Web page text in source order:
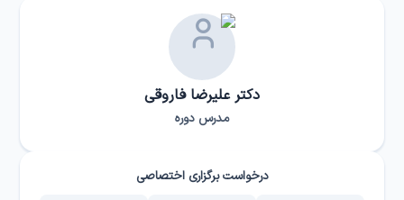
دکتر علیرضا فاروقی
مدرس دوره
درخواست برگزاری اختصاصی